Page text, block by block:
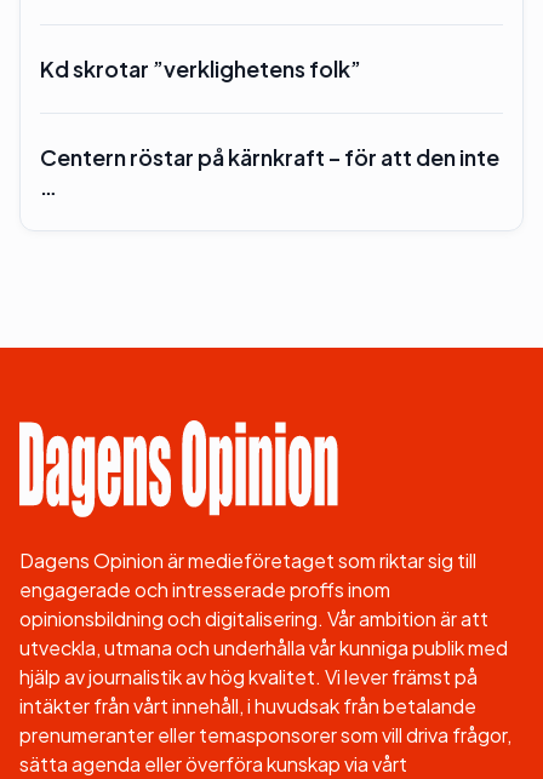
Kd skrotar ”verklighetens folk”
Centern röstar på kärnkraft – för att den inte
…
Dagens Opinion är medieföretaget som riktar sig till
engagerade och intresserade proffs inom
opinionsbildning och digitalisering. Vår ambition är att
utveckla, utmana och underhålla vår kunniga publik med
hjälp av journalistik av hög kvalitet. Vi lever främst på
intäkter från vårt innehåll, i huvudsak från betalande
prenumeranter eller temasponsorer som vill driva frågor,
sätta agenda eller överföra kunskap via vårt